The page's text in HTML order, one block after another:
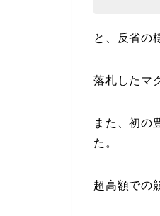
と、反省の
落札したマ
また、初の
た。
超高額での